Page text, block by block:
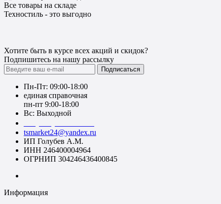
Все товары на складе
Техностиль - это выгодно
Хотите быть в курсе всех акций и скидок?
Подпишитесь на нашу рассылку
Подписаться
Пн-Пт: 09:00-18:00
единая справочная
пн-пт 9:00-18:00
Вс: Выходной
tsmarket24@yandex.ru
ИП Голубев А.М.
ИНН 246400004964
ОГРНИП 304246436400845
Информация